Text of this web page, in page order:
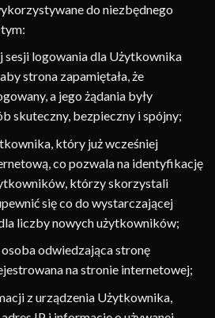
do niezbędnego
sesji logowania dla Użytkownika
strona zapamiętała, że
a jego żądania były
skuteczny, bezpieczny i spójny;
który już wcześniej
co pozwala na identyfikację
którzy skorzystali
się co do wystarczającej
liczby nowych użytkowników;
odwiedzająca stronę
na stronie internetowej;
z urządzenia Użytkownika,